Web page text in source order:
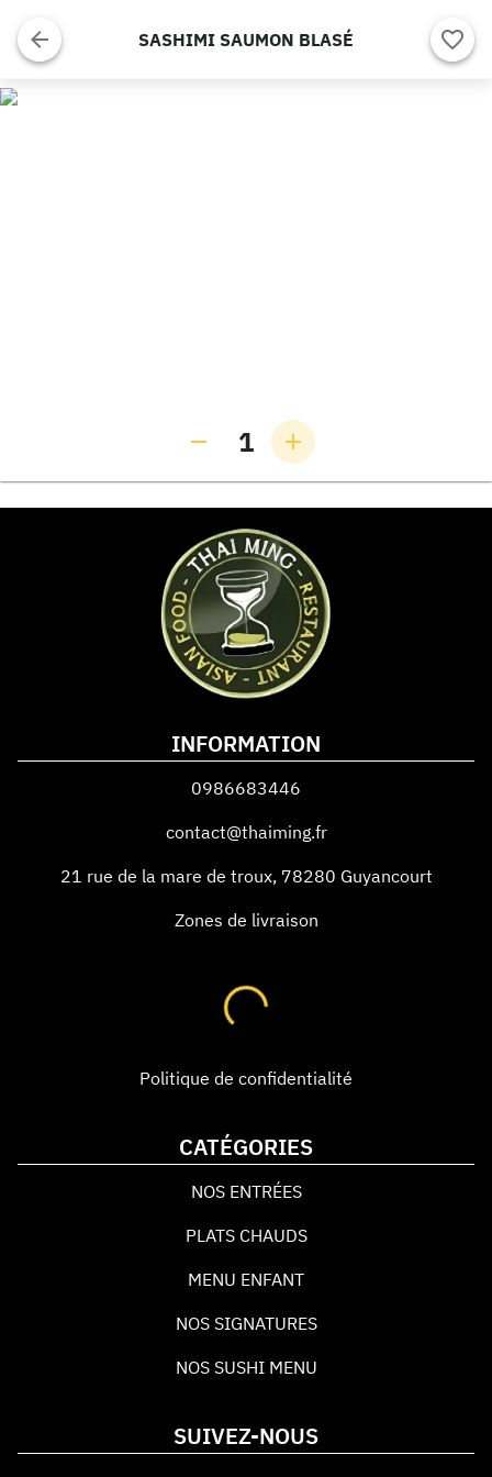
SASHIMI SAUMON BLASÉ
1
INFORMATION
0986683446
contact@thaiming.fr
21 rue de la mare de troux, 78280 Guyancourt
Zones de livraison
Politique de confidentialité
CATÉGORIES
NOS ENTRÉES
PLATS CHAUDS
MENU ENFANT
NOS SIGNATURES
NOS SUSHI MENU
SUIVEZ-NOUS